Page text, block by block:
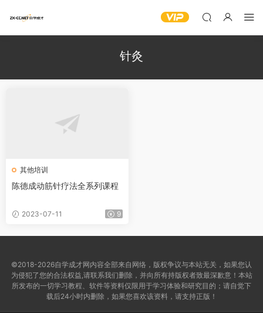
针灸
其他培训
陈德成动筋针疗法全系列课程
2023-07-11 9
©2018-2026自学成才网内容全部来自网络，版权争议与本站无关，如果您认
为侵犯了您的合法权益,请联系我们删除，并向所有持版权者致最深歉意！本站
所发布的一切学习教程、软件等资料仅限用于学习体验和研究目的；请自觉下
载后24小时内删除，如果您喜欢该资料，请支持正版！